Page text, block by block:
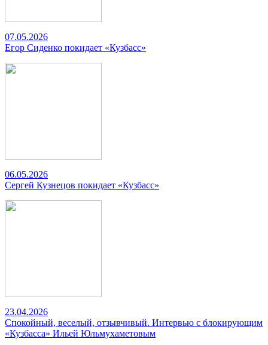
07.05.2026
Егор Сиденко покидает «Кузбасс»
06.05.2026
Сергей Кузнецов покидает «Кузбасс»
23.04.2026
Спокойный, веселый, отзывчивый. Интервью с блокирующим
«Кузбасса» Ильей Юльмухаметовым